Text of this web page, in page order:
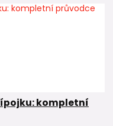
kompletní